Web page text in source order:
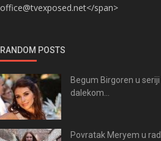
office@tvexposed.net</span>
RANDOM POSTS
Begum Birgoren u
dalekom...
Povratak Meryem u